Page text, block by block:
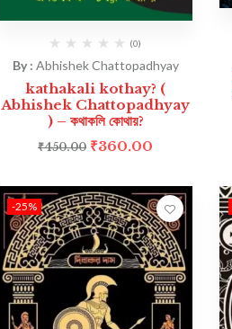
(0)
By : Abhishek Chattopadhyay
kathakali kothay? (
Abhishek Chattopadhyay
) – কথাকলি কোথায়?
₹450.00 ₹360.00
-25%